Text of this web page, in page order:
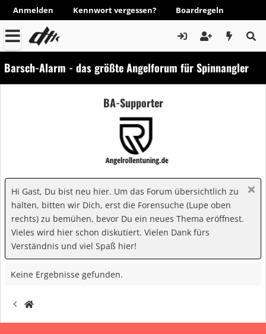
Anmelden Kennwort vergessen? Boardregeln
Barsch-Alarm - das größte Angelforum für Spinnangler
BA-Supporter
Hi Gast, Du bist neu hier. Um das Forum übersichtlich zu
halten, bitten wir Dich, erst die Forensuche (Lupe oben
rechts) zu bemühen, bevor Du ein neues Thema eröffnest.
Vieles wird hier schon diskutiert. Vielen Dank fürs
Verständnis und viel Spaß hier!
Keine Ergebnisse gefunden.